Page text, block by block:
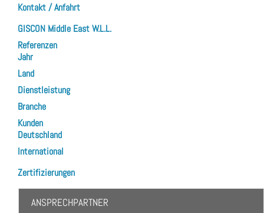
Kontakt / Anfahrt
GISCON Middle East W.L.L.
Referenzen
Jahr
Land
Dienstleistung
Branche
Kunden
Deutschland
International
Zertifizierungen
ANSPRECHPARTNER